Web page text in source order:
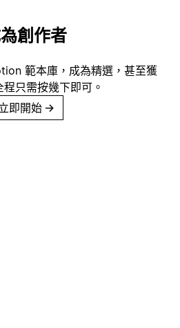
創作者
範本庫，成為精選，甚至獲
只需按幾下即可。
即開始 →